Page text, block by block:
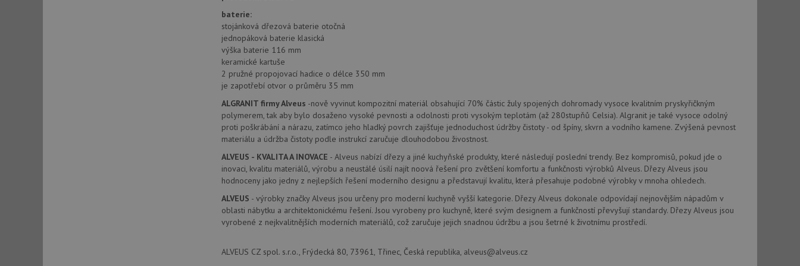
baterie:
stojánková dřezová baterie otočná
jednopáková baterie klasická
výška baterie 116 mm
keramické kartuše
2 pružné propojovací hadice o délce 350 mm
je zapotřebí otvor o průměru 35 mm
ALGRANIT firmy Alveus -nově vyvinut kompozitní materiál obsahující 70% částic žuly spojených dohromady vysoce kvalitním pryskyřičkným
polymerem, tak aby bylo dosaženo vysoké pevnosti a odolnosti proti vysokým teplotám (až 280stupňů Celsia). Algranit je také vysoce odolný
proti poškrábání a nárazu, zatímco jeho hladký povrch zajišťuje jednoduchost údržby čistoty - od špíny, skvrn a vodního kamene. Zvýšená pevnost
materiálu a údržba čistoty podle instrukcí zaručuje dlouhodobou živostnost.
ALVEUS - KVALITA A INOVACE - Alveus nabízí dřezy a jiné kuchyňské produkty, které následují poslední trendy. Bez kompromisů, pokud jde o
inovaci, kvalitu materiálů, výrobu a neustálé úsilí najít noová řešení pro zvětšení komfortu a funkčnosti výrobků Alveus. Dřezy Alveus jsou
hodnoceny jako jedny z nejlepších řešení moderního designu a představují kvalitu, která přesahuje podobné výrobky v mnoha ohledech.
ALVEUS - výrobky značky Alveus jsou určeny pro moderní kuchyně vyšší kategorie. Dřezy Alveus dokonale odpovídají nejnovějším nápadům v
oblasti nábytku a architektonickému řešení. Jsou vyrobeny pro kuchyně, které svým designem a funkčností převyšují standardy. Dřezy Alveus jsou
vyrobené z nejkvalitnějších moderních materiálů, což zaručuje jejich snadnou údržbu a jsou šetrné k životnímu prostředí.
ALVEUS CZ spol. s.r.o., Frýdecká 80, 73961, Třinec, Česká republika, alveus@alveus.cz
AWSALBCORS
widget-
mediator.zopim.com
CookieScriptConsent
CookieScript
drezy.cz
AUTORIZACE
www.alveus-
Zavřením
prohlížeče
Název
Poskytovatel
/
Doména
Vyprší Popis
Google LLC
drezy.cz
1 rok
měsíc
Tento název souboru cookie je spojen s Google Universal Analytics - což je
cookie se používá k rozlišení jedinečných uživatelů přiřazením náhodně
vygenerovaného čísla jako identifikátoru klienta. Je součástí každého požadavku
na stránku na webu a slouží k výpočtu údajů o návštěvnících, relacích a
kampaních pro analytické přehledy webů.
drezy.cz
1
měsíc
Název
Poskytovatel
Doména
Vyprší Popis
.youtube.com
volby soukromí pro jejich interakci s webem. Zaznamenává
údaje o souhlasu návštěvníka s různými zásadami ochrany
osobních údajů a nastavením, které zajistí, že jejich
preference budou v budoucích sezeních respektovány.
Google LLC
1 rok
Tento soubor cookie nastavuje společnost Doubleclick a
zásadách ochrany soukromí společnosti Google